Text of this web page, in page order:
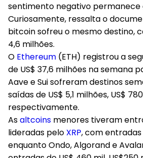
sentimento negativo permanece
Curiosamente, ressalta o
bitcoin sofreu o mesmo destino,
4,6 milhões.
O Ethereum (ETH) registrou a
de US$ 37,6 milhões na semana
Aave e Sui sofreram destinos
saídas de US$ 5,1 milhões, US$
respectivamente.
Asaltcoins menores tiveram
lideradas pelo XRP, com entradas
enquanto Ondo, Algorand e